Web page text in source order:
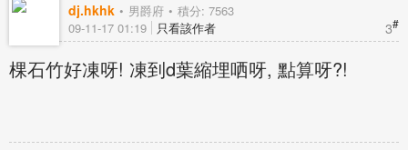
dj.hkhk 男爵府 積分: 7563
3#
09-11-17 01:19 只看該作者
棵石竹好凍呀! 凍到d葉縮埋哂呀, 點算呀?!